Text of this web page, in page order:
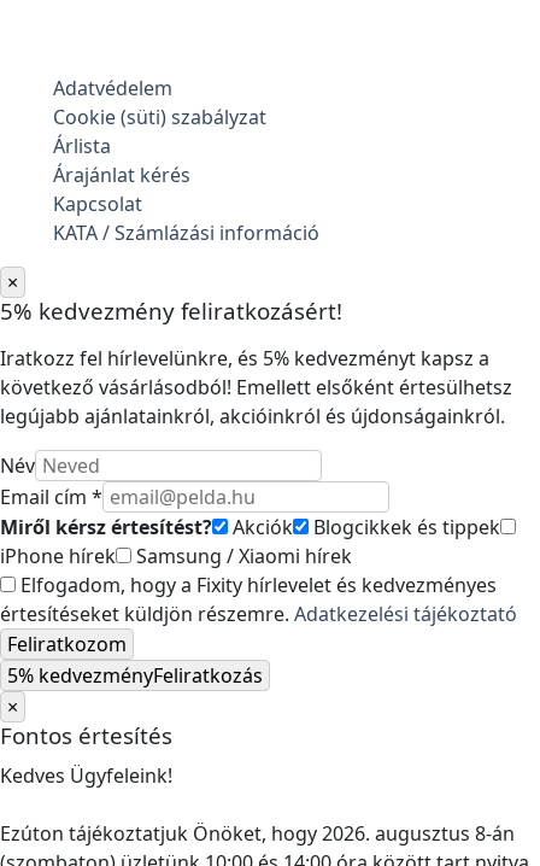
Adatvédelem
Cookie (süti) szabályzat
Árlista
Árajánlat kérés
Kapcsolat
KATA / Számlázási információ
×
5% kedvezmény feliratkozásért!
Iratkozz fel hírlevelünkre, és 5% kedvezményt kapsz a
következő vásárlásodból! Emellett elsőként értesülhetsz
legújabb ajánlatainkról, akcióinkról és újdonságainkról.
Név
Email cím *
Miről kérsz értesítést?
Akciók
Blogcikkek és tippek
iPhone hírek
Samsung / Xiaomi hírek
Elfogadom, hogy a Fixity hírlevelet és kedvezményes
értesítéseket küldjön részemre. Adatkezelési tájékoztató
Feliratkozom
5% kedvezményFeliratkozás
×
Fontos értesítés
Kedves Ügyfeleink!
Ezúton tájékoztatjuk Önöket, hogy 2026. augusztus 8-án